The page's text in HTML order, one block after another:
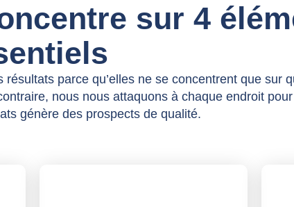
sur 4
parce qu’elles ne se concentrent que sur
nous nous attaquons à chaque endroit
génère des prospects de qualité.